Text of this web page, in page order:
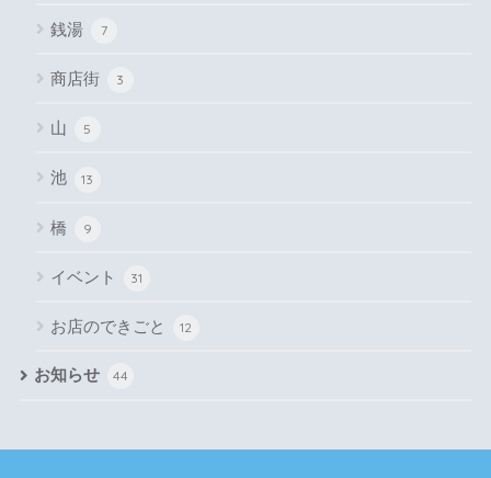
銭湯 7
商店街 3
山 5
池 13
橋 9
イベント 31
お店のできごと 12
お知らせ 44